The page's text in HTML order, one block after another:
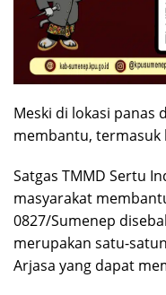
Meski di lokasi panas
membantu, termasuk
Satgas TMMD Sertu
masyarakat
0827/Sumenep
merupakan satu-
Arjasa yang dapat